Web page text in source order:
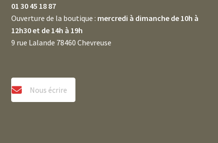
01 30 45 18 87
Ouverture de la boutique : mercredi à dimanche de 10h à
12h30 et de 14h à 19h
9 rue Lalande 78460 Chevreuse
Nous écrire